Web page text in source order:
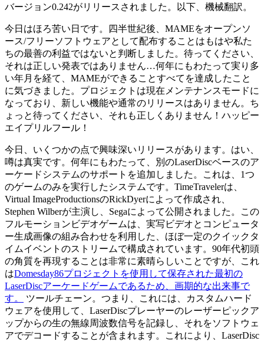
バージョン0.242がリリースされました。以下、機械翻訳。
今日はほろ苦い日です。四半世紀後、MAMEをオープンソ
ース/フリーソフトウェアとして配布することはもはや私た
ちの最善の利益ではないと判断しました。待ってください、
それは正しい発表ではありません…何年にもわたって実り多
い年月を経て、MAMEができることすべてを達成したこと
に気づきました。プロジェクトは現在メンテナンスモードに
なっており、新しい機能や通常のリリースはありません。ち
ょっと待ってください、それも正しくありません！ハッピー
エイプリルフール！
今日、いくつかの点で興味深いリリースがあります。はい、
噂は真実です。何年にもわたって、別のLaserDiscベースのア
ーケードシステムのサポートを追加しました。これは、1つ
のゲームのみを実行したシステムです。TimeTravelerは、
Virtual ImageProductionsのRickDyerによって作成され、
Stephen Wilberが主演し、Segaによって公開されました。この
フルモーションビデオゲームは、実写ビデオとコンピュータ
ー生成画像の組み合わせを利用した、ほぼ一定のクイックタ
イムイベントのストリームで構成されています。90年代初頭
の角質を再現することは非常に素晴らしいことですが、これ
はDomesday86プロジェクトを使用して保存された最初の
LaserDiscアーケードゲームであるため、画期的な出来事で
す。
ツールチェーン。つまり、これには、カスタムハード
ウェアを使用して、LaserDiscプレーヤーのレーザーピックア
ップからの生の無線周波数信号を記録し、それをソフトウェ
アでデコードすることが含まれます。これにより、LaserDisc